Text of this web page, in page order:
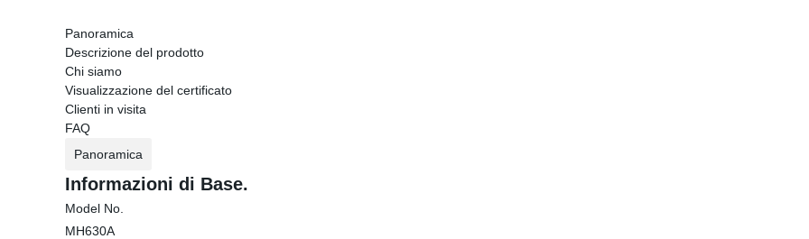
Panoramica
Descrizione del prodotto
Chi siamo
Visualizzazione del certificato
Clienti in visita
FAQ
Panoramica
Informazioni di Base.
Model No.
MH630A